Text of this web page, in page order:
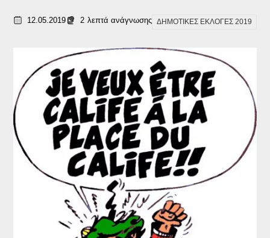
12.05.2019 2 λεπτά ανάγνωσης ΔΗΜΟΤΙΚΕΣ ΕΚΛΟΓΕΣ 2019